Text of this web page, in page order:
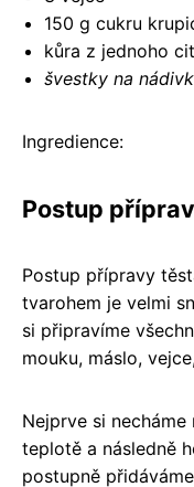
150 g cukru
kůra z jednoho
švestky na
Ingredience:
Postup
Postup přípravy
tvarohem je velmi
si připravíme
mouku, máslo,
Nejprve si
teplotě a následně
postupně